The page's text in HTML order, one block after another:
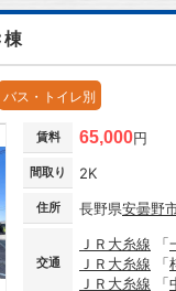
棟
バス・トイレ別
賃料 65,000円
間取り 2K
住所 長野県安曇野
交通
ＪＲ大糸線 「
ＪＲ大糸線 「
ＪＲ大糸線 「